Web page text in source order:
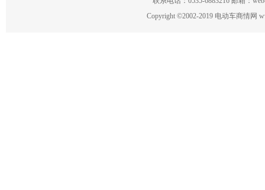
Copyright ©2002-2019 电动车商情网